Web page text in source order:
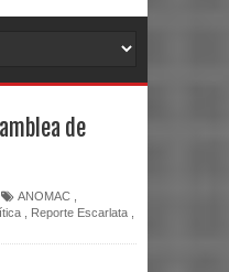
de
ANOMAC
Reporte Escarlata